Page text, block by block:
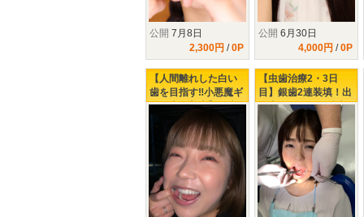
公開 7月8日
2,300円 /0P
公開 6月30日
4,000円 /0P
【人間離れした白い
歯を目指す‼小悪魔ギ
ャル上白美央】激痛
で悶絶虫歯治療‼
【虫歯治療2・3日
目】銀歯2連装填！出
血大ボリューム治療‼